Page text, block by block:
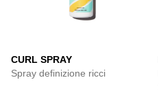
CURL SPRAY
Spray definizione ricci